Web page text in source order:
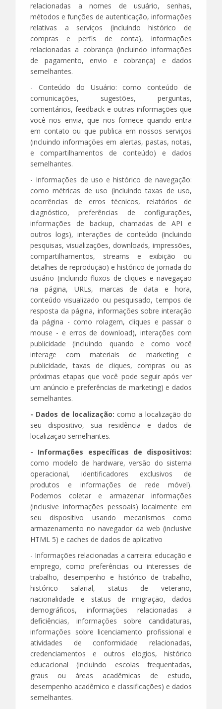
relacionadas a nomes de usuário, senhas,
métodos e funções de autenticação, informações
relativas a serviços (incluindo histórico de
compras e perfis de conta), informações
relacionadas a cobrança (incluindo informações
de pagamento, envio e cobrança) e dados
semelhantes.
- Conteúdo do Usuário: como conteúdo de
comunicações, sugestões, perguntas,
comentários, feedback e outras informações que
você nos envia, que nos fornece quando entra
em contato ou que publica em nossos serviços
(incluindo informações em alertas, pastas, notas,
e compartilhamentos de conteúdo) e dados
semelhantes.
- Informações de uso e histórico de navegação:
como métricas de uso (incluindo taxas de uso,
ocorrências de erros técnicos, relatórios de
diagnóstico, preferências de configurações,
informações de backup, chamadas de API e
outros logs), interações de conteúdo (incluindo
pesquisas, visualizações, downloads, impressões,
compartilhamentos, streams e exibição ou
detalhes de reprodução) e histórico de jornada do
usuário (incluindo fluxos de cliques e navegação
na página, URLs, marcas de data e hora,
conteúdo visualizado ou pesquisado, tempos de
resposta da página, informações sobre interação
da página - como rolagem, cliques e passar o
mouse - e erros de download), interações com
publicidade (incluindo quando e como você
interage com materiais de marketing e
publicidade, taxas de cliques, compras ou as
próximas etapas que você pode seguir após ver
um anúncio e preferências de marketing) e dados
semelhantes.
- Dados de localização: como a localização do
seu dispositivo, sua residência e dados de
localização semelhantes.
- Informações específicas de dispositivos:
como modelo de hardware, versão do sistema
operacional, identificadores exclusivos de
produtos e informações de rede móvel).
Podemos coletar e armazenar informações
(inclusive informações pessoais) localmente em
seu dispositivo usando mecanismos como
armazenamento no navegador da web (inclusive
HTML 5) e caches de dados de aplicativo
- Informações relacionadas a carreira: educação e
emprego, como preferências ou interesses de
trabalho, desempenho e histórico de trabalho,
histórico salarial, status de veterano,
nacionalidade e status de imigração, dados
demográficos, informações relacionadas a
deficiências, informações sobre candidaturas,
informações sobre licenciamento profissional e
atividades de conformidade relacionadas,
credenciamentos e outros elogios, histórico
educacional (incluindo escolas frequentadas,
graus ou áreas acadêmicas de estudo,
desempenho acadêmico e classificações) e dados
semelhantes.